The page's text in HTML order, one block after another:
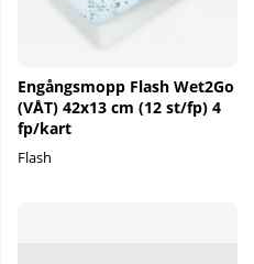
Engångsmopp Flash Wet2Go
(VÅT) 42x13 cm (12 st/fp) 4
fp/kart
Flash